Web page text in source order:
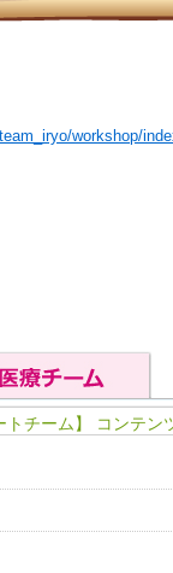
workshop/
、必要な基礎能力を身
ーム】
高度医療を必要とする
チーム】 コンテン